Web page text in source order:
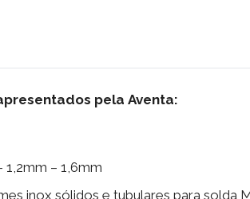
pela Aventa:
– 1,6mm
inox sólidos e tubulares para solda